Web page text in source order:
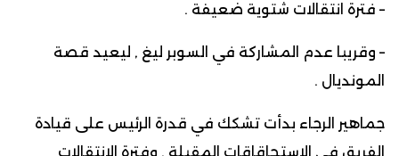
– فترة انتقالات شتوية ضعيفة .
– وقريبا عدم المشاركة في السوبر ليغ , ليعيد قصة
المونديال .
جماهير الرجاء بدأت تشكك في قدرة الرئيس على قيادة
الفريق في الاستحاقاقات المقبلة , وفترة الانتقالات